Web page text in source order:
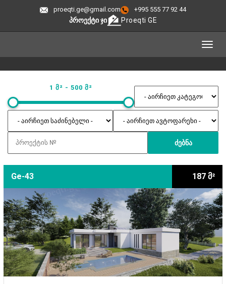
proeqti.ge@gmail.com +995 555 77 92 44
ᲞᲠᲝᲔᲥᲢᲘ ᲯᲘ Proeqti GE
1 მ² - 500 მ²
ᲫᲔᲑᲜᲐ
Ge-43 187 მ²